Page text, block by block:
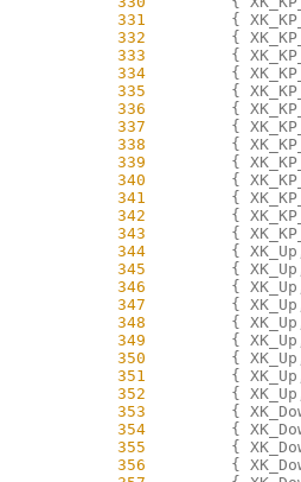
    331
    332
    333
    334
    335
    336
    337
    338
    339
    340
    341
    342
    343
    344
    345
    346
    347
    348
    349
    350
    351
    352
    353
    354
    355
    356